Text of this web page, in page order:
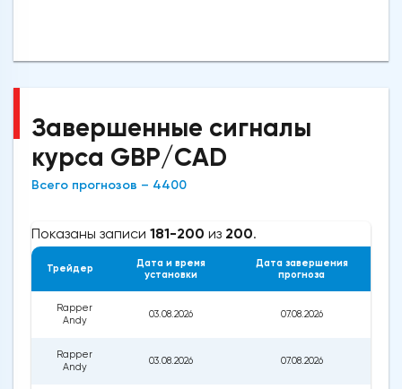
Завершенные сигналы
курса GBP/CAD
Всего прогнозов – 4400
Показаны записи 181-200 из 200.
Трейдер
Дата и время
установки
Дата завершения
прогноза
Rapper
Andy
03.08.2026 07.08.2026
Rapper
Andy
03.08.2026 07.08.2026